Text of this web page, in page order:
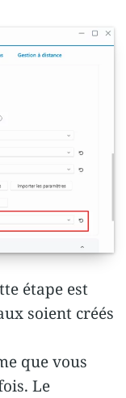
étape est
soient créés
que vous
Le